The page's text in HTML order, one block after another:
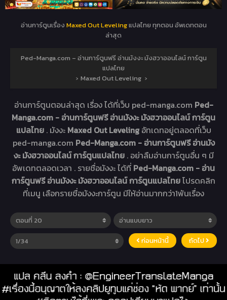
อ่านการ์ตูนเรื่อง Maxed Out Levelingแปลไทย ทุกตอน อัพเดทตอน
ล่าสุด
Ped-Manga.com – อ่านการ์ตูนฟรี อ่านมังงะ มังฮวาออนไลน์ การ์ตูน
แปลไทย
› Maxed Out Leveling ›
อ่านการ์ตูนตอนล่าสุด เรื่องได้ที่เว็บ ped-manga.com Ped-
Manga.com - อ่านการ์ตูนฟรี อ่านมังงะ มังฮวาออนไลน์ การ์ตูน
แปลไทย . มังงะ Maxed Out Leveling อัทเดทอยู่ตลอดที่เว็บ
ped-manga.com Ped-Manga.com - อ่านการ์ตูนฟรี อ่านมัง
งะ มังฮวาออนไลน์ การ์ตูนแปลไทย . อย่าลืมอ่านการ์ตูนอื่น ๆ มี
อัพเดทตลอดเวลา . รายชื่อมังงะ ได้ที่ Ped-Manga.com - อ่าน
การ์ตูนฟรี อ่านมังงะ มังฮวาออนไลน์ การ์ตูนแปลไทยโปรดคลิก
ที่เมนู เลือกรายชื่อมังงะการ์ตูน มีให้อ่านมากกว่า1พันเรื่อง
ก่อนหน้านี้ ถัดไป